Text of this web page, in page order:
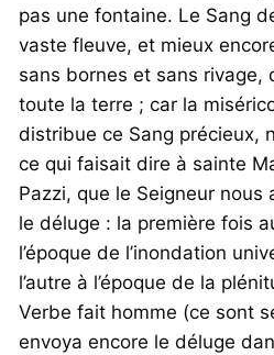
pas une fontaine. Le Sang
vaste fleuve, et mieux
sans bornes et sans rivage,
toute la terre ; car la
distribue ce Sang précieux,
ce qui faisait dire à sainte
Pazzi, que le Seigneur
le déluge : la première fois
l’époque de l’inondation
l’autre à l’époque de la
Verbe fait homme (ce sont
envoya encore le déluge